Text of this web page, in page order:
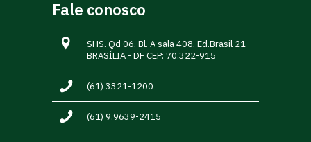
Fale conosco
SHS. Qd 06, Bl. A sala 408, Ed.Brasil 21
BRASÍLIA - DF CEP: 70.322-915
(61) 3321-1200
(61) 9.9639-2415